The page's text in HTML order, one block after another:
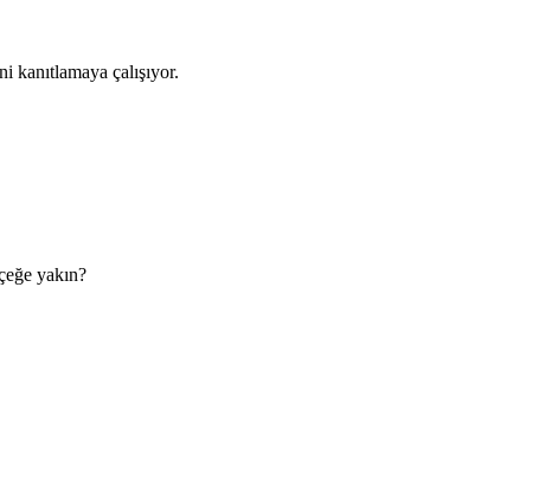
çalışıyor.
yakın?